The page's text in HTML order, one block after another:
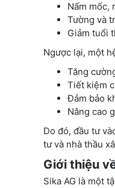
Nấm mốc,
Tường và
Giảm tuổi
Ngược lại, một
Tăng
Tiết kiệm
Đảm bảo
Nâng cao
Do đó, đầu tư
tư và nhà thầu
Giới thiệu
Sika AG là một